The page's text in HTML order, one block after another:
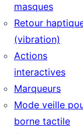
masques
Retour
(vibration)
Actions
interactives
Marqueurs
Mode veille
borne tactile